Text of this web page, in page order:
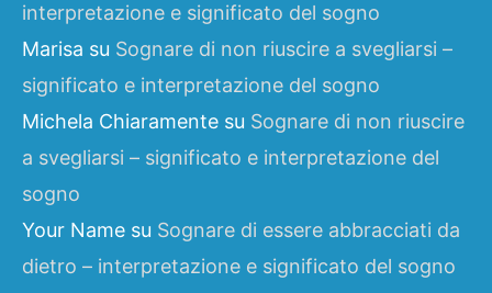
interpretazione e significato del sogno
Marisa su Sognare di non riuscire a svegliarsi –
significato e interpretazione del sogno
Michela Chiaramente su Sognare di non riuscire
a svegliarsi – significato e interpretazione del
sogno
Your Name su Sognare di essere abbracciati da
dietro – interpretazione e significato del sogno